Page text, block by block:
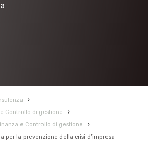
›
Controllo di gestione
›
e Controllo di gestione
›
per la prevenzione della crisi d’impresa